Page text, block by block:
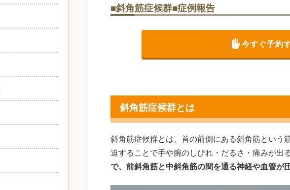
■斜角筋症候群■症例報告
今すぐ予約
斜角筋症候群とは
斜角筋症候群とは、首の前側にある斜角筋という
迫することで手や腕のしびれ・だるさ・痛みが出
で、前斜角筋と中斜角筋の間を通る神経や血管が